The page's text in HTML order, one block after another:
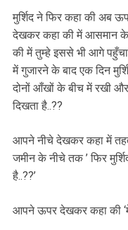
मुर्शिद ने फिर कहा की अब
देखकर कहा की में आसमान के
की में तुम्हे इससे भी आगे
में गुजारने के बाद एक दिन
दोनों आँखों के बीच में रखी और
दिखता है..??
आपने नीचे देखकर कहा में
जमीन के नीचे तक ’ फिर
है..??’
आपने ऊपर देखकर कहा की